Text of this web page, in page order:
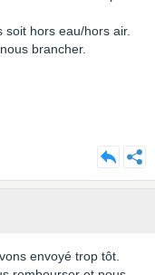
soit hors eau/hors air.
brancher.
envoyé trop tôt.